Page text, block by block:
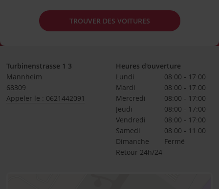
TROUVER DES VOITURES
Turbinenstrasse 1 3
Mannheim
68309
Appeler le : 0621442091
Heures d'ouverture
Lundi
08:00 - 17:00
Mardi
08:00 - 17:00
Mercredi
08:00 - 17:00
Jeudi
08:00 - 17:00
Vendredi
08:00 - 17:00
Samedi
08:00 - 11:00
Dimanche
Fermé
Retour 24h/24